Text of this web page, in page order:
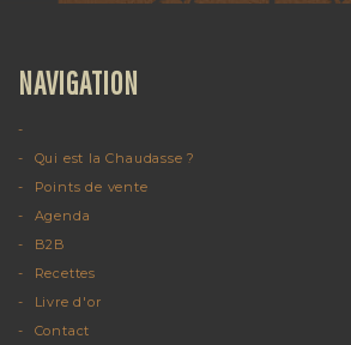
NAVIGATION
Qui est la Chaudasse ?
Points de vente
Agenda
B2B
Recettes
Livre d'or
Contact